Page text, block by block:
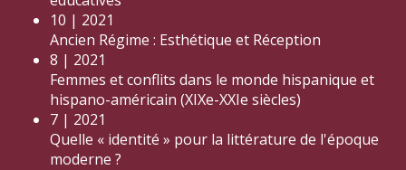
10 | 2021
Ancien Régime : Esthétique et Réception
8 | 2021
Femmes et conflits dans le monde hispanique et
hispano-américain (XIXe-XXIe siècles)
7 | 2021
Quelle « identité » pour la littérature de l'époque
moderne ?